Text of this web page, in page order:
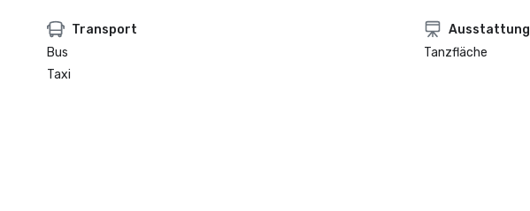
Transport
Bus
Taxi
Ausstattung
Tanzfläche